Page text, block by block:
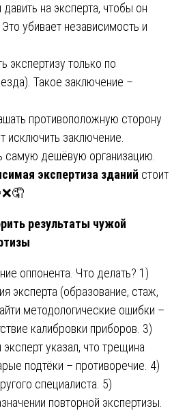
на эксперта, чтобы он
убивает независимость и
экспертизу только по
Такое заключение –
противоположную сторону
заключение.
дешёвую организацию.
экспертиза зданий стоит
результаты чужой
оппонента. Что делать? 1)
эксперта (образование, стаж,
методологические ошибки –
калибровки приборов. 3)
указал, что трещина
подтёки – противоречие. 4)
специалиста. 5)
повторной экспертизы.